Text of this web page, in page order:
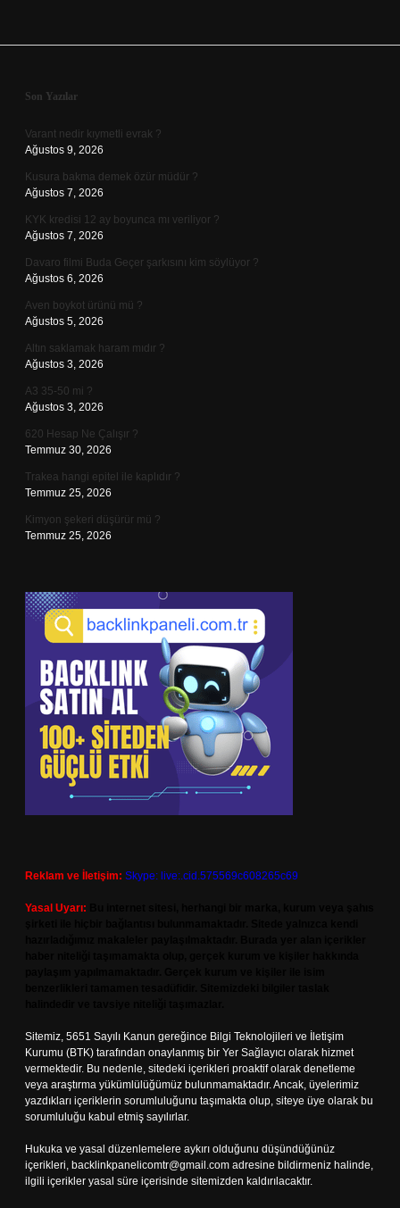
Sidebar
Son Yazılar
Varant nedir kıymetli evrak ?
Ağustos 9, 2026
Kusura bakma demek özür müdür ?
Ağustos 7, 2026
KYK kredisi 12 ay boyunca mı veriliyor ?
Ağustos 7, 2026
Davaro filmi Buda Geçer şarkısını kim söylüyor ?
Ağustos 6, 2026
Aven boykot ürünü mü ?
Ağustos 5, 2026
Altın saklamak haram mıdır ?
Ağustos 3, 2026
A3 35-50 mi ?
Ağustos 3, 2026
620 Hesap Ne Çalışır ?
Temmuz 30, 2026
Trakea hangi epitel ile kaplıdır ?
Temmuz 25, 2026
Kimyon şekeri düşürür mü ?
Temmuz 25, 2026
Reklam ve İletişim: Skype: live:.cid.575569c608265c69
Yasal Uyarı:
Sitemiz, 5651 Sayılı Kanun gereğince Bilgi Teknolojileri ve İletişim
Kurumu (BTK) tarafından onaylanmış bir Yer Sağlayıcı olarak hizmet
vermektedir. Bu nedenle, sitedeki içerikleri proaktif olarak denetleme
veya araştırma yükümlülüğümüz bulunmamaktadır. Ancak, üyelerimiz
yazdıkları içeriklerin sorumluluğunu taşımakta olup, siteye üye olarak bu
sorumluluğu kabul etmiş sayılırlar.
Hukuka ve yasal düzenlemelere aykırı olduğunu düşündüğünüz
içerikleri, backlinkpanelicomtr@gmail.com adresine bildirmeniz halinde,
ilgili içerikler yasal süre içerisinde sitemizden kaldırılacaktır.